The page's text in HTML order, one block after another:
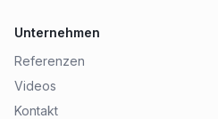
Unternehmen
Referenzen
Videos
Kontakt